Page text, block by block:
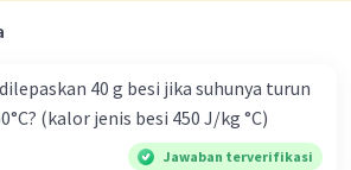
40 g besi jika suhunya turun
(kalor jenis besi 450 J/kg °C)
Jawaban terverifikasi